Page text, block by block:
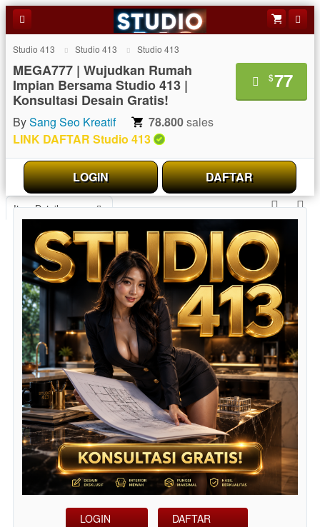
Studio 413 Studio 413 Studio 413
MEGA777 | Wujudkan Rumah
Impian Bersama Studio 413 |
Konsultasi Desain Gratis!
$77
BySang Seo Kreatif 78.800sales
LINK DAFTAR Studio 413
LOGIN DAFTAR
Item Details
LOGIN DAFTAR